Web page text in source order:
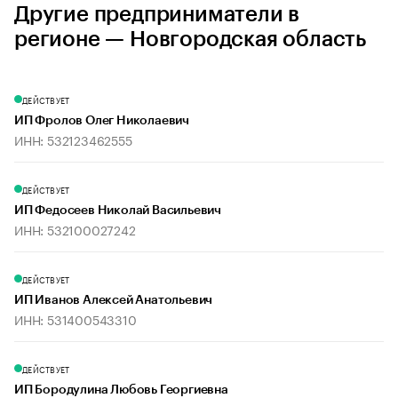
Другие предприниматели в
регионе — Новгородская область
ДЕЙСТВУЕТ
ИП Фролов Олег Николаевич
ИНН: 532123462555
ДЕЙСТВУЕТ
ИП Федосеев Николай Васильевич
ИНН: 532100027242
ДЕЙСТВУЕТ
ИП Иванов Алексей Анатольевич
ИНН: 531400543310
ДЕЙСТВУЕТ
ИП Бородулина Любовь Георгиевна